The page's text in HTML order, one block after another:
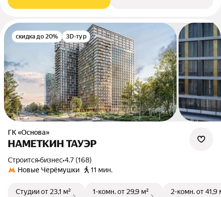
скидка до 20% 3D-тур
ГК «Основа»
НАМЕТКИН ТАУЭР
Строится•бизнес•4.7 (168)
Новые Черёмушки
11 мин.
Студииот 23,1 м²
1-комн.от 29,9 м²
2-комн.от 41,9